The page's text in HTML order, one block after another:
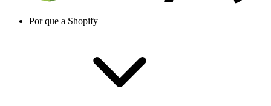
Por que a Shopify